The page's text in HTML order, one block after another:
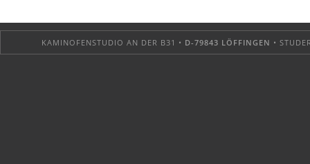
KAMINOFENSTUDIO AN DER B31 • D-79843 LÖFFINGEN •